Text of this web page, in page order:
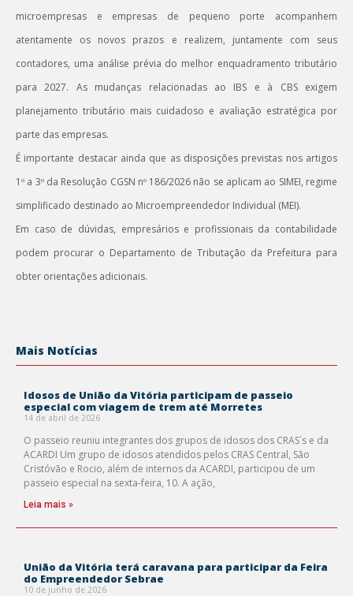
microempresas e empresas de pequeno porte acompanhem
atentamente os novos prazos e realizem, juntamente com seus
contadores, uma análise prévia do melhor enquadramento tributário
para 2027. As mudanças relacionadas ao IBS e à CBS exigem
planejamento tributário mais cuidadoso e avaliação estratégica por
parte das empresas.
É importante destacar ainda que as disposições previstas nos artigos
1º a 3º da Resolução CGSN nº 186/2026 não se aplicam ao SIMEI, regime
simplificado destinado ao Microempreendedor Individual (MEI).
Em caso de dúvidas, empresários e profissionais da contabilidade
podem procurar o Departamento de Tributação da Prefeitura para
obter orientações adicionais.
Mais Notícias
Idosos de União da Vitória participam de passeio
especial com viagem de trem até Morretes
14 de abril de 2026
O passeio reuniu integrantes dos grupos de idosos dos CRAS´s e da
ACARDI Um grupo de idosos atendidos pelos CRAS Central, São
Cristóvão e Rocio, além de internos da ACARDI, participou de um
passeio especial na sexta-feira, 10. A ação,
Leia mais »
União da Vitória terá caravana para participar da Feira
do Empreendedor Sebrae
10 de junho de 2026